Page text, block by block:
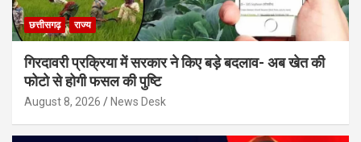
छत्तीसगढ़ राज्य
गिरदावरी प्रक्रिया में सरकार ने किए बड़े बदलाव- अब खेत की
फोटो से होगी फसल की पुष्टि
August 8, 2026 News Desk